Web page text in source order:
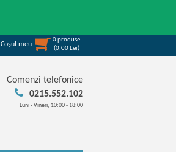
Coşul meu
0produse
(0,00 Lei)
Comenzi telefonice
0215.552.102
Luni - Vineri, 10:00 - 18:00